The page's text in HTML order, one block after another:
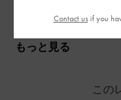
もっと見る
この
Contact usif you